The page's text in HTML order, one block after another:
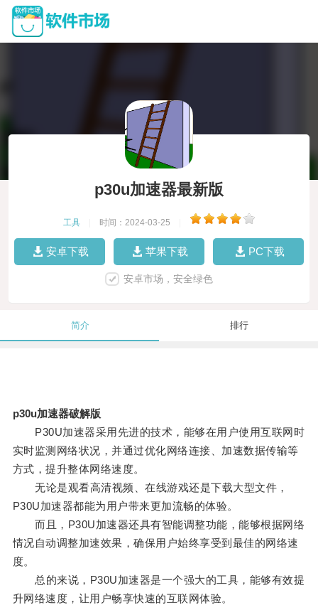
p30u加速器最新版
工具 时间：2024-03-25
安卓下载 苹果下载 PC下载
安卓市场，安全绿色
简介 排行
p30u加速器破解版
P30U加速器采用先进的技术，能够在用户使用互联网时
实时监测网络状况，并通过优化网络连接、加速数据传输等
方式，提升整体网络速度。
无论是观看高清视频、在线游戏还是下载大型文件，
P30U加速器都能为用户带来更加流畅的体验。
而且，P30U加速器还具有智能调整功能，能够根据网络
情况自动调整加速效果，确保用户始终享受到最佳的网络速
度。
总的来说，P30U加速器是一个强大的工具，能够有效提
升网络速度，让用户畅享快速的互联网体验。